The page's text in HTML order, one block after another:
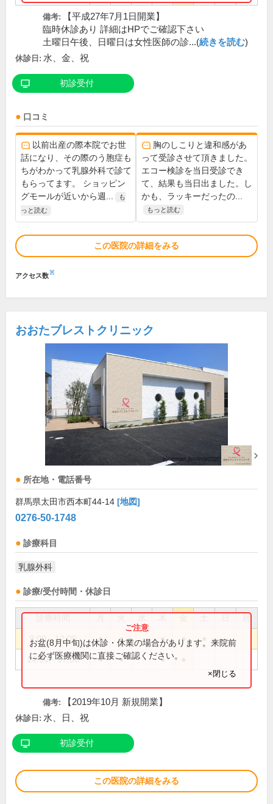
備考:
【平成27年7月1日開業】
臨時休診あり 詳細はHPでご確認下さい
土曜日午後、日曜日は女性医師の診...(続きを読む)
休診日: 水、金、祝
初診受付
口コミ
以前出産の際本院でお世
話になり、その際のう胞症も
ちがわかって乳腺外科で診て
もらってます。 ショッピン
グモールが近いから週...
も
っと読む
胸のしこりと違和感があ
って受診させて頂きました。
エコー検診を当日受診でき
て、結果も当日出ました。し
かも、ラッキーだったの...
もっと読む
この医院の詳細をみる
アクセス数※
おおたブレストクリニック
所在地・電話番号
群馬県太田市西本町44-14 [地図]
0276-50-1748
診療科目
乳腺外科
診療/受付時間・休診日
祝
9:00～12:00 ● ● ● ●
14:00～17:00 ● ● ●
お盆(8月中旬)は休診・休業の場合があります。来院前
に必ず医療機関に直接ご確認ください。
×閉じる
備考: 【2019年10月 新規開業】
休診日: 水、日、祝
初診受付
この医院の詳細をみる